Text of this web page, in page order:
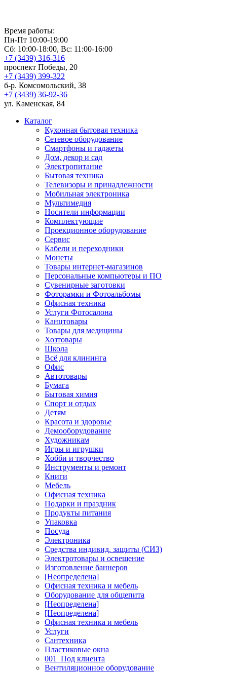
Время работы:
Пн-Пт 10:00-19:00
Сб: 10:00-18:00, Вс: 11:00-16:00
+7 (3439) 316-316
проспект Победы, 20
+7 (3439) 399-322
б-р. Комсомольский, 38
+7 (3439) 36-92-36
ул. Каменская, 84
Каталог
Кухонная бытовая техника
Сетевое оборудование
Смартфоны и гаджеты
Дом, декор и сад
Электропитание
Бытовая техника
Телевизоры и принадлежности
Мобильная электроника
Мультимедия
Носители информации
Комплектующие
Проекционное оборудование
Сервис
Кабели и переходники
Монеты
Товары интернет-магазинов
Персональные компьютеры и ПО
Сувенирные заготовки
Фоторамки и Фотоальбомы
Офисная техника
Услуги Фотосалона
Канцтовары
Товары для медицины
Хозтовары
Школа
Всё для клининга
Офис
Автотовары
Бумага
Бытовая химия
Спорт и отдых
Детям
Красота и здоровье
Демооборудование
Художникам
Игры и игрушки
Хобби и творчество
Инструменты и ремонт
Книги
Мебель
Офисная техника
Подарки и праздник
Продукты питания
Упаковка
Посуда
Электроника
Средства индивид. защиты (СИЗ)
Электротовары и освещение
Изготовление баннеров
[Неопределена]
Офисная техника и мебель
Оборудование для общепита
[Неопределена]
[Неопределена]
Офисная техника и мебель
Услуги
Сантехника
Пластиковые окна
001_Под клиента
Вентиляционное оборудование